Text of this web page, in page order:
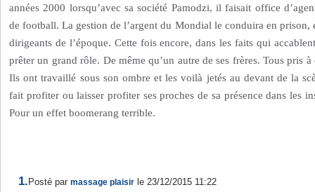
années 2000 lorsqu’avec sa société Pamodzi, il faisait office
de football. La gestion de l’argent du Mondial le conduira en prison,
dirigeants de l’époque. Cette fois encore, dans les faits qui
prêter un grand rôle. De même qu’un autre de ses frères. Tous pris
Ils ont travaillé sous son ombre et les voilà jetés au devant de la
fait profiter ou laisser profiter ses proches de sa présence dans les
Pour un effet boomerang terrible.
1. Posté parmassage plaisir le 23/12/2015 11:22